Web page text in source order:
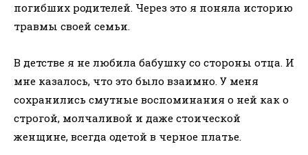
погибших родителей. Через это я поняла историю
травмы своей семьи.
В детстве я не любила бабушку со стороны отца. И
мне казалось, что это было взаимно. У меня
сохранились смутные воспоминания о ней как о
строгой, молчаливой и даже стоической
женщине, всегда одетой в черное платье.